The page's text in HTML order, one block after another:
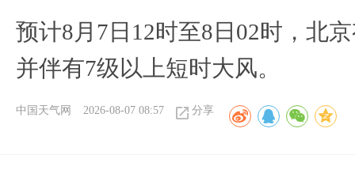
预计8月7日12时至8日02时，北
并伴有7级以上短时大风。
中国天气网 2026-08-07 08:57 分享